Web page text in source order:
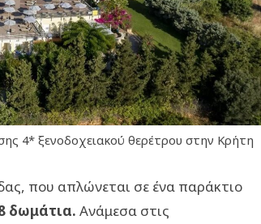
4* ξενοδοχειακού θερέτρου στην Κρήτη
που απλώνεται σε ένα παράκτιο
δωμάτια. Ανάμεσα στις